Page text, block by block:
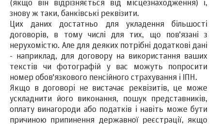
(якщо він відрізняється від місцезнаходження) і,
знову ж таки, банківські реквізити.
Цих даних достатньо для укладення більшості
договорів, в тому числі для тих, що пов'язані з
нерухомістю. Але для деяких потрібні додаткові дані
- наприклад, для договору на використання ваших
текстів чи фотографій у вас можуть попросити
номер обов'язкового пенсійного страхування і ІПН.
Якщо в договорі не вистачає реквізитів, це може
ускладнити його виконання, пошук представників,
оплату винагороди або податків і навіть може бути
причиною припинення державної реєстрації, якщо